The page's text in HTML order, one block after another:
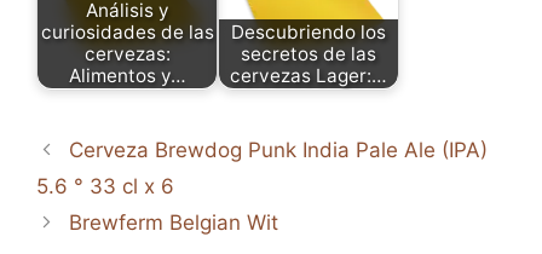
Análisis y
curiosidades de las
cervezas:
Alimentos y…
Descubriendo los
secretos de las
cervezas Lager:…
Cerveza Brewdog Punk India Pale Ale (IPA)
5.6 ° 33 cl x 6
Brewferm Belgian Wit